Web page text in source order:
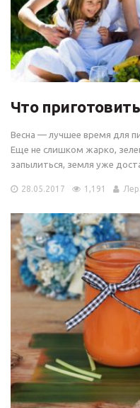
Что
Весна — лучшее время для
Еще не слишком жарко,
запылиться, земля уже
28.05.2017 1,191